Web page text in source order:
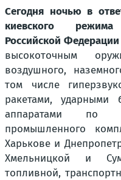
Сегодня ночью в
киевского
Российской
высокоточным
воздушного,
том числе
ракетами, ударными
аппаратами по
промышленного
Харькове и
Хмельницкой и
топливной,